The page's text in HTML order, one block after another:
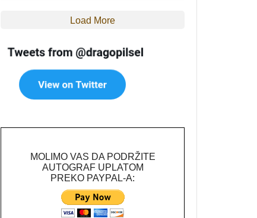
Load More
MOLIMO VAS DA PODRŽITE
AUTOGRAF UPLATOM
PREKO PAYPAL-A: